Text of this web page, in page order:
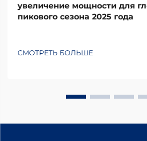
увеличение мощности для
пикового сезона 2025 года
СМОТРЕТЬ БОЛЬШЕ